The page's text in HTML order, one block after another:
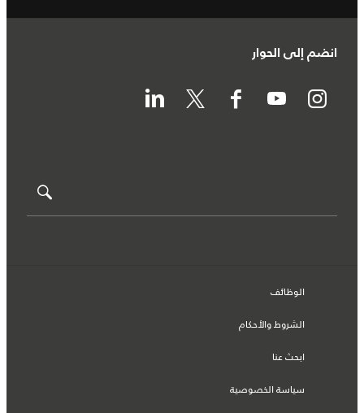
انضم إلى الحوار
الوظائف
الشروط والأحكام
ابحث عنا
سياسة الخصوصية